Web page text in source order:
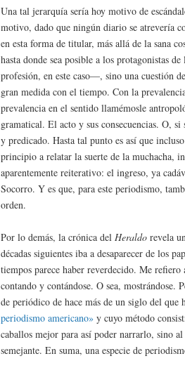
Una tal jerarquía sería hoy motivo de
motivo, dado que ningún diario se atrevería
en esta forma de titular, más allá de la sana
hasta donde sea posible a los protagonistas
profesión, en este caso—, sino una cuestión
gran medida con el tiempo. Con la
prevalencia en el sentido llamémosle
gramatical. El acto y sus consecuencias. O,
y predicado. Hasta tal punto es así que
principio a relatar la suerte de la muchacha,
aparentemente reiterativo: el ingreso, ya
Socorro. Y es que, para este periodismo,
orden.
Por lo demás, la crónica delHeraldo revela
décadas siguientes iba a desaparecer de los
tiempos parece haber reverdecido. Me refiero
contando y contándose. O sea, mostrándose.
de periódico de hace más de un siglo del que
periodismo americano» y cuyo método
caballos mejor para así poder narrarlo, sino
semejante. En suma, una especie de